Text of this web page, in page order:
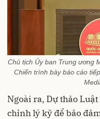
Chủ tịch Ủy ban Trung ương
Chiến trình bày báo cáo
Ngoài ra, Dự thảo
chỉnh lý kỹ để bảo